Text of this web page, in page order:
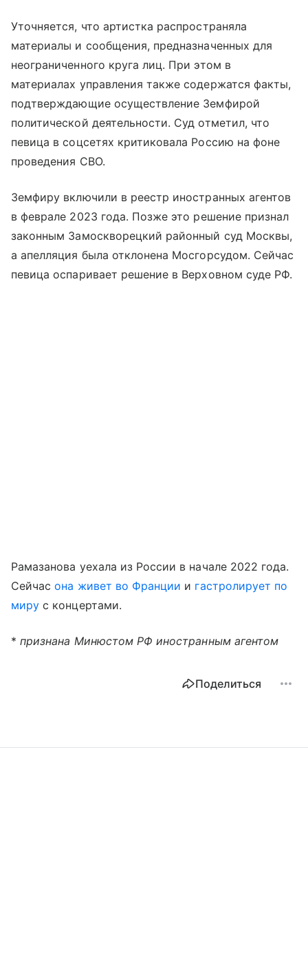
Уточняется, что артистка распространяла
материалы и сообщения, предназначенных для
неограниченного круга лиц. При этом в
материалах управления также содержатся факты,
подтверждающие осуществление Земфирой
политической деятельности. Суд отметил, что
певица в соцсетях критиковала Россию на фоне
проведения СВО.
Земфиру включили в реестр иностранных агентов
в феврале 2023 года. Позже это решение признал
законным Замоскворецкий районный суд Москвы,
а апелляция была отклонена Мосгорсудом. Сейчас
певица оспаривает решение в Верховном суде РФ.
Рамазанова уехала из России в начале 2022 года.
Сейчасона живет во Франции и гастролирует по
миру с концертами.
*признана Минюстом РФ иностранным агентом
Поделиться